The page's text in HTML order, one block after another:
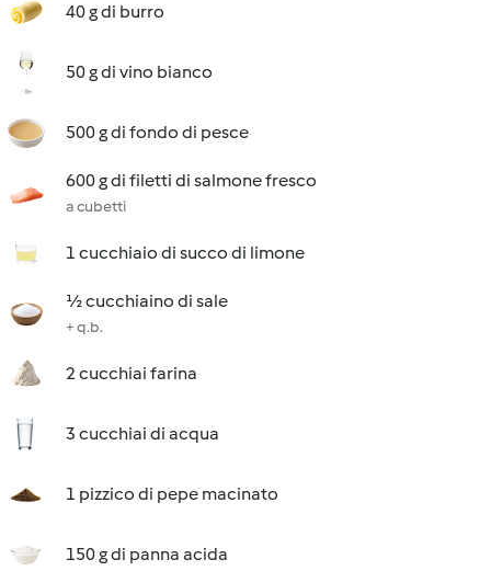
40 g di burro
50 g di vino bianco
500 g di fondo di pesce
600 g di filetti di salmone fresco
a cubetti
1 cucchiaio di succo di limone
½ cucchiaino di sale
+ q.b.
2 cucchiai farina
3 cucchiai di acqua
1 pizzico di pepe macinato
150 g di panna acida